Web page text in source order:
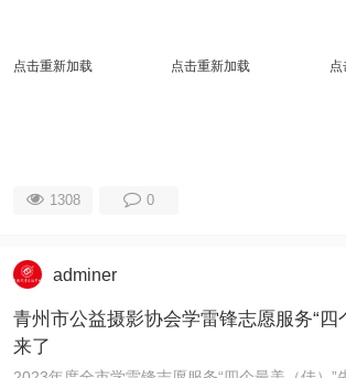
点击重新加载 点击重新加载 点
1308 0
adminer
青州市公益摄影协会学雷锋志愿服务“四
来了